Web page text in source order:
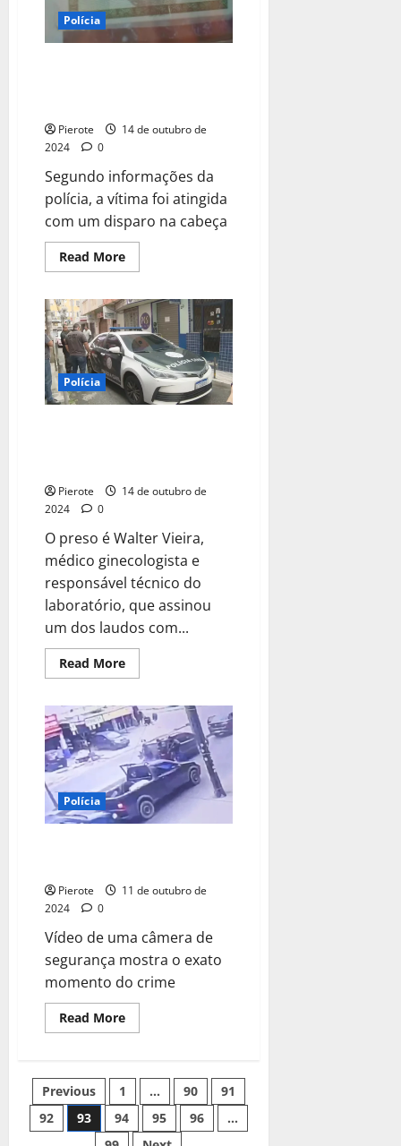
Polícia
Pierote
14 de outubro de
2024
0
Segundo informações da
polícia, a vítima foi atingida
com um disparo na cabeça
Read MoreRead
more
Homem
é
morto
com
tiro
na
cabeça
na
porta
Polícia
Pierote
14 de outubro de
2024
0
O preso é Walter Vieira,
médico ginecologista e
responsável técnico do
laboratório, que assinou
um dos laudos com...
Read MoreRead
more
Médico
que
emitiu
laudos
negativos
de
órgãos
infectados
pelo
HIV
Polícia
Pierote
11 de outubro de
2024
0
Vídeo de uma câmera de
segurança mostra o exato
momento do crime
Read MoreRead
more
é
morto
com
vários
tiros
Paginação
de
Previous 1 … 90
91
92
93 94 95 96
…